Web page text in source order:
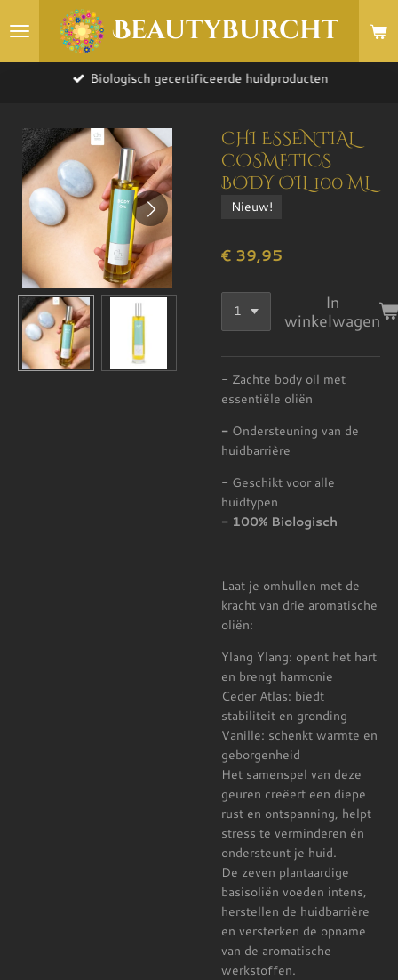
direct
Beautyburcht
Biologisch gecertificeerde huidproducten
CHI ESSENTIAL
COSMETICS
BODY OIL 100 ML
Nieuw!
€ 39,95
In
winkelwagen
- Zachte body oil met
essentiële oliën
- Ondersteuning van de
huidbarrière
- Geschikt voor alle
huidtypen
- 100% Biologisch
Laat je omhullen met de
kracht van drie aromatische
oliën:
Ylang Ylang: opent het hart
en brengt harmonie
Ceder Atlas: biedt
stabiliteit en gronding
Vanille: schenkt warmte en
geborgenheid
Het samenspel van deze
geuren creëert een diepe
rust en ontspanning, helpt
stress te verminderen én
ondersteunt je huid.
De zeven plantaardige
basisoliën voeden intens,
herstellen de huidbarrière
en versterken de opname
van de aromatische
werkstoffen.